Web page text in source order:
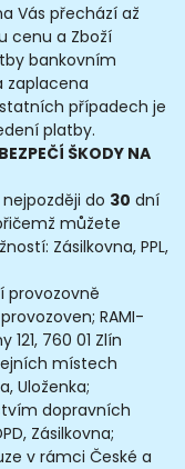
Vás přechází až
cenu a Zboží
bankovním
zaplacena
případech je
platby.
ŠKODY NA
do 30 dní
můžete
Zásilkovna, PPL,
provozovně
RAMI-
121, 760 01 Zlín
místech
Uloženka;
dopravních
Zásilkovna;
v rámci České a